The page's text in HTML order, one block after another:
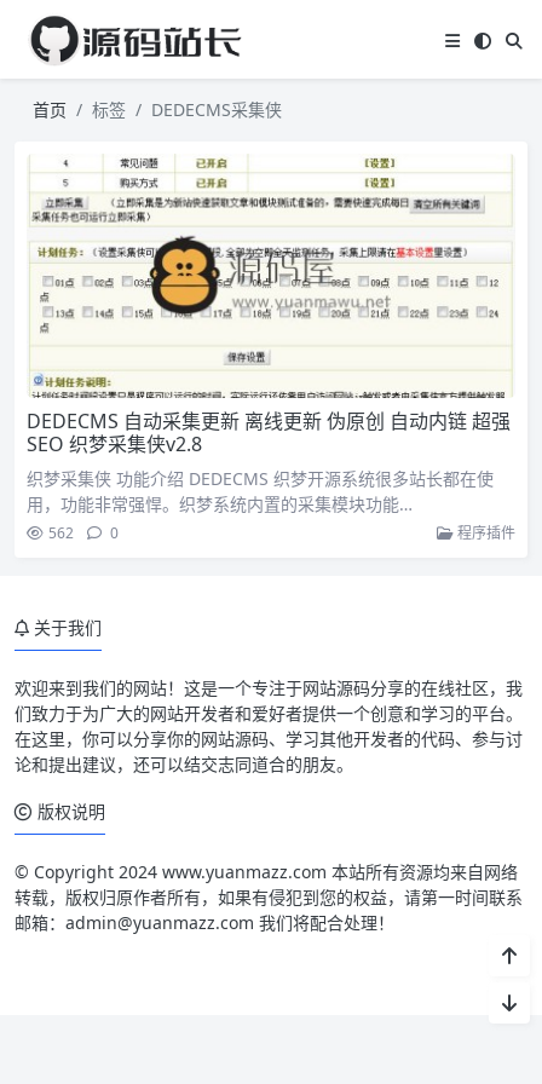
首页 标签 DEDECMS采集侠
DEDECMS 自动采集更新 离线更新 伪原创 自动内链 超强
SEO 织梦采集侠v2.8
织梦采集侠 功能介绍 ​DEDECMS 织梦开源系统很多站长都在使
用，功能非常强悍。织梦系统内置的采集模块功能…
562 0 程序插件
关于我们
欢迎来到我们的网站！这是一个专注于网站源码分享的在线社区，我
们致力于为广大的网站开发者和爱好者提供一个创意和学习的平台。
在这里，你可以分享你的网站源码、学习其他开发者的代码、参与讨
论和提出建议，还可以结交志同道合的朋友。
版权说明
© Copyright 2024 www.yuanmazz.com 本站所有资源均来自网络
转载，版权归原作者所有，如果有侵犯到您的权益，请第一时间联系
邮箱：admin@yuanmazz.com 我们将配合处理！